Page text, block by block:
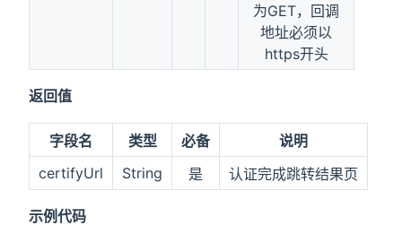
为GET，回调
地址必须以
https开头
返回值
字段名 类型 必备
说明
certifyUrl
String 是 认证完成跳转结果页
示例代码